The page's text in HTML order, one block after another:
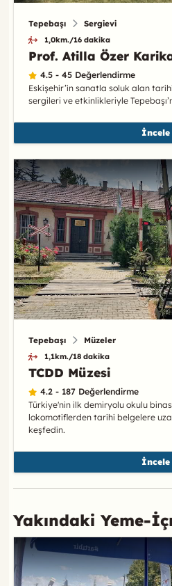
Tepebaşı Sergievi
1,0km./16 dakika
Prof. Atilla Özer
4.5 - 45 Değerlendirme
Eskişehir’in sanatla soluk alan
sergileri ve etkinlikleriyle
İncele
Tepebaşı Müzeler
1,1km./18 dakika
TCDD Müzesi
4.2 - 187 Değerlendirme
Türkiye'nin ilk demiryolu okulu
lokomotiflerden tarihi belgelere
keşfedin.
İncele
Yakındaki Yeme-